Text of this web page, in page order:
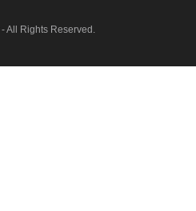
- All Rights Reserved.